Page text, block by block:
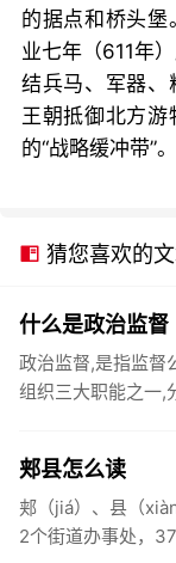
的据点和桥头
业七年（611年
结兵马、军器、
王朝抵御北方
的“战略缓冲带”。
猜您喜欢的
什么是政治监督
政治监督,是指监督
组织三大职能之一,
郏县怎么读
郏（jiá）、县（
2个街道办事处，